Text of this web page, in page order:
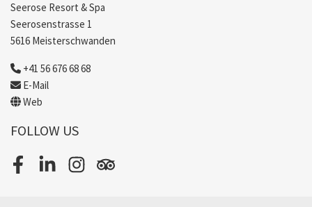
Seerose Resort & Spa
Seerosenstrasse 1
5616 Meisterschwanden
+41 56 676 68 68
E-Mail
Web
FOLLOW US
FacebookLinkedInInstagramTripadvisor